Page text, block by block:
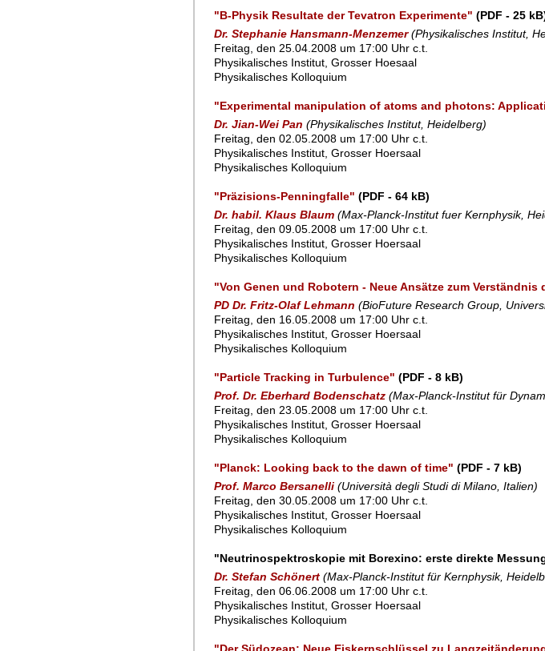
"B-Physik Resultate der Tevatron Experimente" (PDF - 25
Dr. Stephanie Hansmann-Menzemer (Physikalisches Institut,
Freitag, den 25.04.2008 um 17:00 Uhr c.t.
Physikalisches Institut, Grosser Hoesaal
Physikalisches Kolloquium
"Experimental manipulation of atoms and photons:
Dr. Jian-Wei Pan (Physikalisches Institut, Heidelberg)
Freitag, den 02.05.2008 um 17:00 Uhr c.t.
Physikalisches Institut, Grosser Hoersaal
Physikalisches Kolloquium
"Präzisions-Penningfalle" (PDF - 64 kB)
Dr. habil. Klaus Blaum (Max-Planck-Institut fuer Kernphysik,
Freitag, den 09.05.2008 um 17:00 Uhr c.t.
Physikalisches Institut, Grosser Hoersaal
Physikalisches Kolloquium
"Von Genen und Robotern - Neue Ansätze zum
PD Dr. Fritz-Olaf Lehmann (BioFuture Research Group,
Freitag, den 16.05.2008 um 17:00 Uhr c.t.
Physikalisches Institut, Grosser Hoersaal
Physikalisches Kolloquium
"Particle Tracking in Turbulence" (PDF - 8 kB)
Prof. Dr. Eberhard Bodenschatz (Max-Planck-Institut für
Freitag, den 23.05.2008 um 17:00 Uhr c.t.
Physikalisches Institut, Grosser Hoersaal
Physikalisches Kolloquium
"Planck: Looking back to the dawn of time" (PDF - 7 kB)
Prof. Marco Bersanelli (Università degli Studi di Milano, Italien)
Freitag, den 30.05.2008 um 17:00 Uhr c.t.
Physikalisches Institut, Grosser Hoersaal
Physikalisches Kolloquium
"Neutrinospektroskopie mit Borexino: erste direkte
Dr. Stefan Schönert (Max-Planck-Institut für Kernphysik,
Freitag, den 06.06.2008 um 17:00 Uhr c.t.
Physikalisches Institut, Grosser Hoersaal
Physikalisches Kolloquium